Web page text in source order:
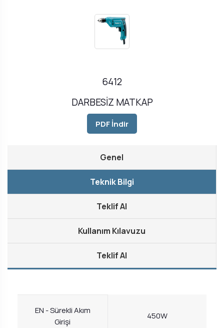
6412
DARBESİZ MATKAP
PDF İndir
Genel
Teknik Bilgi
Teklif Al
Kullanım Kılavuzu
Teklif Al
EN - Sürekli Akım
Girişi
450W